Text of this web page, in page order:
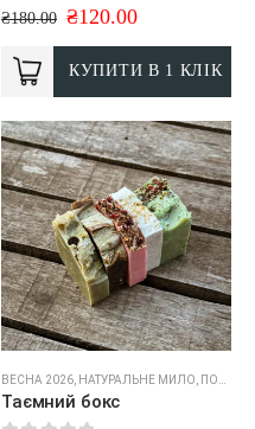
0 out of 5
₴180.00 ₴120.00
КУПИТИ В 1 КЛІК
ВЕСНА 2026 НАТУРАЛЬНЕ МИЛО ПОДАРУНКОВІ НАБОРИ
Таємний бокс